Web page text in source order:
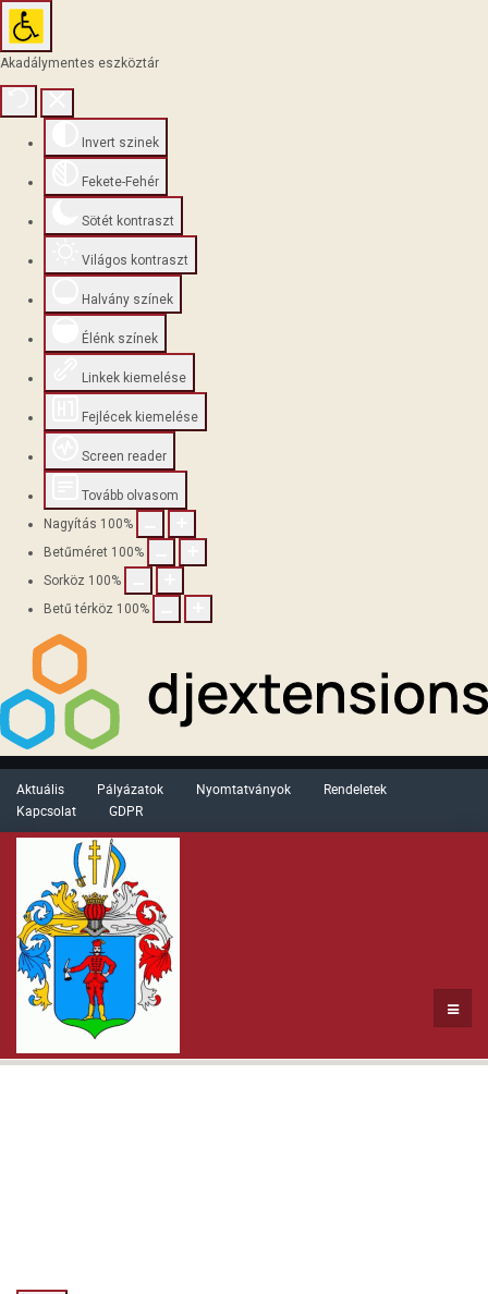
Akadálymentes eszköztár
Invert szinek
Fekete-Fehér
Sötét kontraszt
Világos kontraszt
Halvány színek
Élénk színek
Linkek kiemelése
Fejlécek kiemelése
Screen reader
Tovább olvasom
Nagyítás 100%
Betűméret 100%
Sorköz 100%
Betű térköz 100%
Aktuális Pályázatok Nyomtatványok
Rendeletek
Kapcsolat
GDPR